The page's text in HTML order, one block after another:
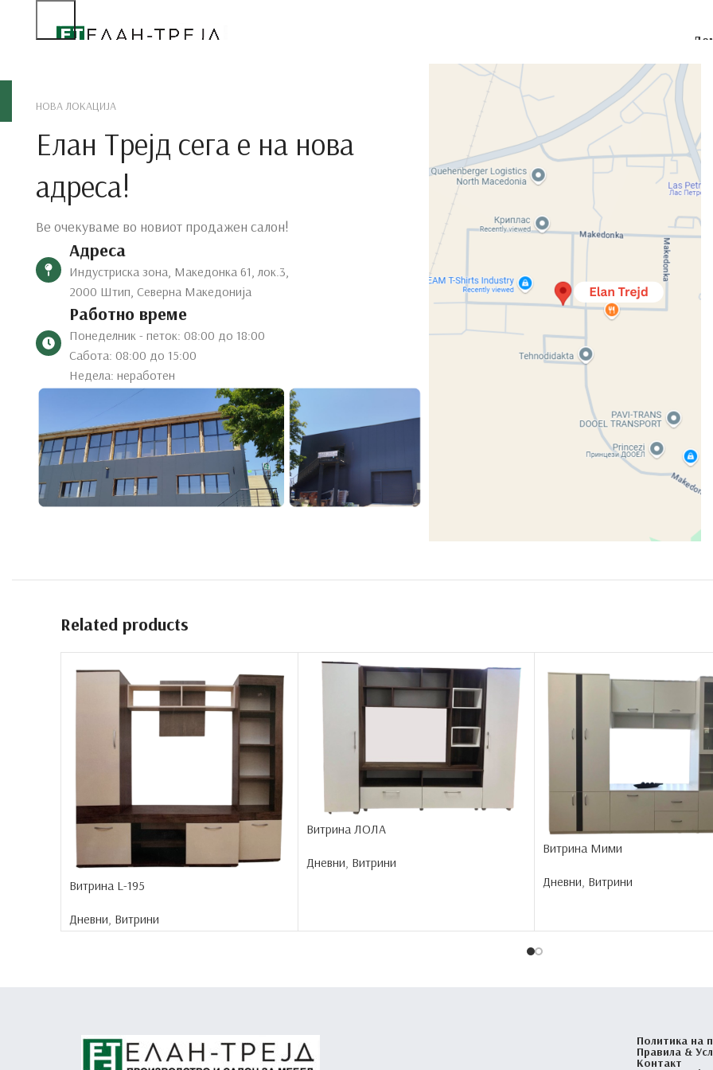
НОВА ЛОКАЦИЈА
Елан Трејд сега е на нова
адреса!
Ве очекуваме во новиот продажен салон!
Адреса
Индустриска зона, Македонка 61, лок.3,
2000 Штип, Северна Македонија
Работно време
Понеделник - петок: 08:00 до 18:00
Сабота: 08:00 до 15:00
Недела: неработен
Спални Детски Соби Претсобја
Click to enlarge
Home Дневни Клуб маси
Клуб маса
Compare
Categories:
Related products
Витрина L-195
Дневни Витрини
Витрина ЛОЛА
Дневни, Витрини
Витрина Мими
Дневни, Витрини
Политика на
Правила &
Контакт